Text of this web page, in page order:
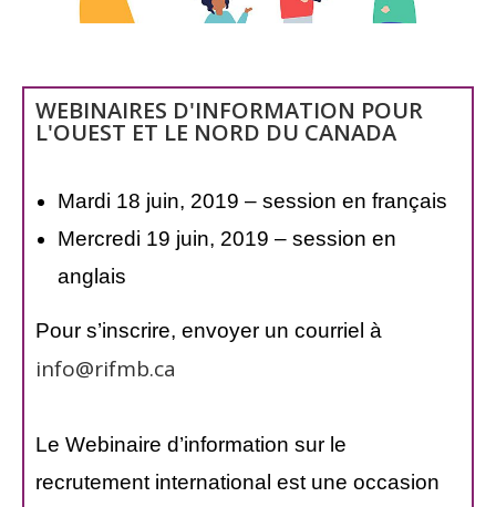
WEBINAIRES D'INFORMATION POUR
L'OUEST ET LE NORD DU CANADA
Mardi 18 juin, 2019 – session en français
Mercredi 19 juin, 2019 – session en
anglais
Pour s’inscrire, envoyer un courriel à
info@rifmb.ca
Le Webinaire d’information sur le
recrutement international est une occasion